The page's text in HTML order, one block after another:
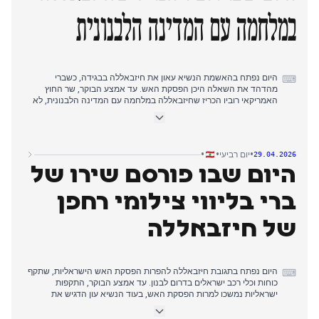
במלחמה עם המדינה הלבנונית
⌨ היום נפתח בהאשמת הנשיא עאון את חיזבאללה בבגידה, כשברי
מהדהד את השאלה היכן הפסקת האש. עד אמצע הבוקר, שר החוץ
האמריקאי רוביו הכריז שחיזבאללה במלחמה עם המדינה הלבנונית, לא
עם איומי חיזבאללה. התקיפות הישראליות נמשכו, והרסו למעלה
נתניהו לתגובה מחושבת ומצומצמת. גורם ישראלי הזהיר מהפתעה גדולה
של חיזבאללה, ודיוני חוק החנינה לא כללו פטור על קשר עם האויב.
המיקוד העיתונאי של היום היה הפער המעמיק בין המדינה לחיזבאללה,
כשהצהרת רוביו מסמנת עמדה אמריקאית ברורה.
29.04.2026
•יום רביעי•
•
היום שבו פורסם שירו של
ברי בליווי צילומי רחפן
של חיזבאללה
⌨ היום נפתח בתגובת חיזבאללה להפרות הפסקת האש הישראליות, שתקף
כוחות וכלי רכב ישראלים בדרום לבנון. עד אמצע הבוקר, התקפות
ישראליות נמשכו למרות הפסקת האש, בעוד הנשיא עון הדגיש את
עון וברי על המשא ומתן, כשכינה את דברי עון 'לא מדויקים'. התקשורת